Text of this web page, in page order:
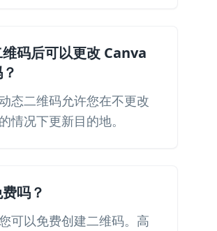
码后可以更改 Canva
态二维码允许您在不更改
情况下更新目的地。
吗？
可以免费创建二维码。高